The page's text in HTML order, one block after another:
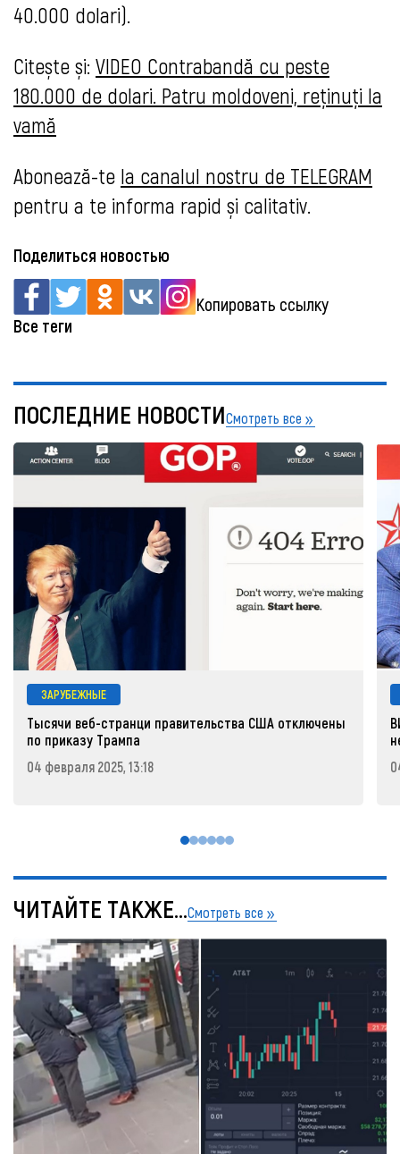
40.000 dolari).
Citește și: VIDEO Contrabandă cu peste
180.000 de dolari. Patru moldoveni, reținuți la
vamă
Abonează-te la canalul nostru de TELEGRAM
pentru a te informa rapid și calitativ.
Поделиться новостью
Копировать ссылку
Все теги
ПОСЛЕДНИЕ НОВОСТИСмотреть все
ЗАРУБЕЖНЫЕ
Тысячи веб-странци правительства США отключены
по приказу Трампа
04 февраля 2025, 13:18
ЧИТАЙТЕ ТАКЖЕ...Смотреть все